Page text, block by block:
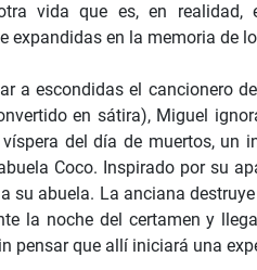
vida que es, en realidad,
expandidas en la memoria de
a escondidas el cancionero
en sátira), Miguel
del día de muertos, un
Coco. Inspirado por su
su abuela. La anciana
la noche del certamen y
pensar que allí iniciará una